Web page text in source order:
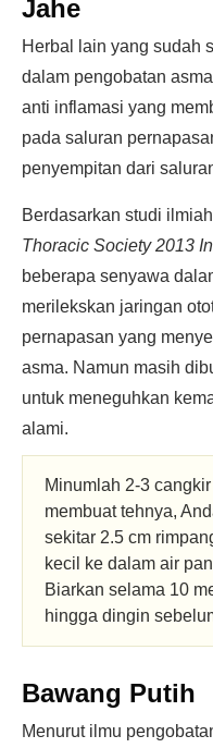
Jahe
Herbal lain yang sudah
dalam pengobatan
anti inflamasi yang
pada saluran
penyempitan dari
Berdasarkan studi
Thoracic Society 2013
beberapa senyawa
merilekskan jaringan
pernapasan yang
asma. Namun masih
untuk meneguhkan
alami.
Minumlah 2-3
membuat tehnya,
sekitar 2.5 cm
kecil ke dalam air
Biarkan selama 10
hingga dingin
Bawang Putih
Menurut ilmu